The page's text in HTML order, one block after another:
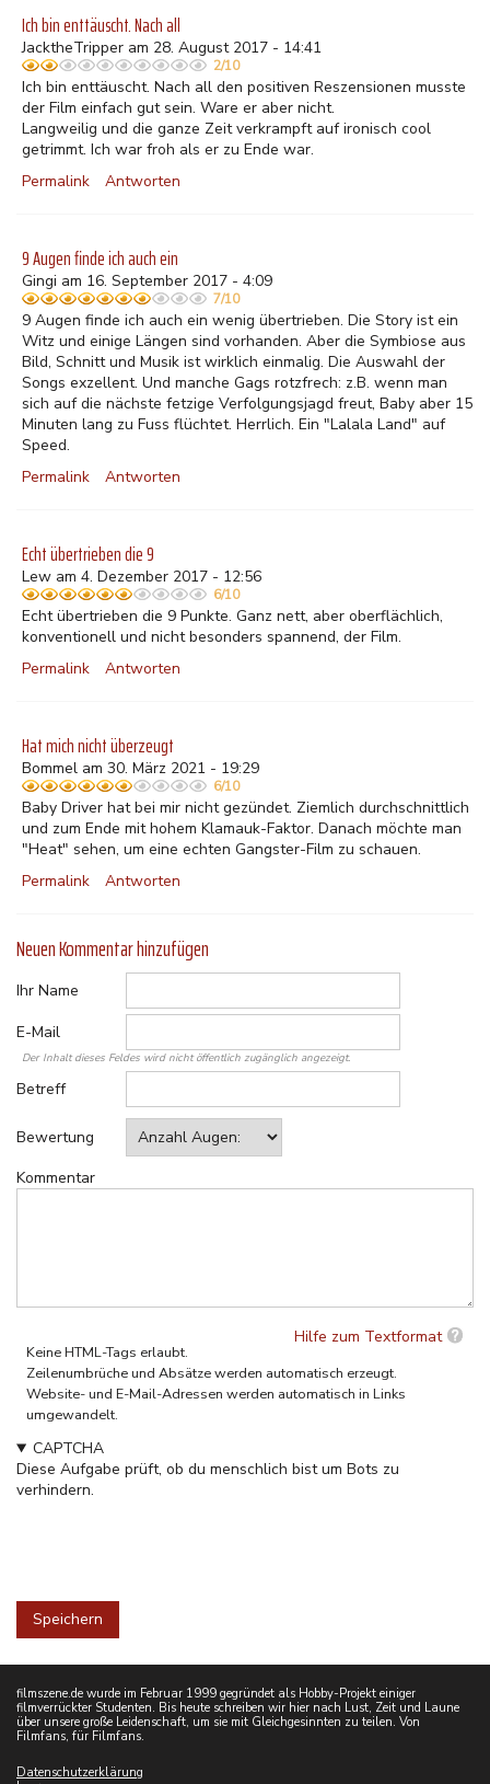
Ich bin enttäuscht. Nach all
JacktheTripper am 28. August 2017 - 14:41
2/10
Ich bin enttäuscht. Nach all den positiven Reszensionen musste
der Film einfach gut sein. Ware er aber nicht.
Langweilig und die ganze Zeit verkrampft auf ironisch cool
getrimmt. Ich war froh als er zu Ende war.
Permalink
Antworten
9 Augen finde ich auch ein
Gingi am 16. September 2017 - 4:09
7/10
9 Augen finde ich auch ein wenig übertrieben. Die Story ist ein
Witz und einige Längen sind vorhanden. Aber die Symbiose aus
Bild, Schnitt und Musik ist wirklich einmalig. Die Auswahl der
Songs exzellent. Und manche Gags rotzfrech: z.B. wenn man
sich auf die nächste fetzige Verfolgungsjagd freut, Baby aber 15
Minuten lang zu Fuss flüchtet. Herrlich. Ein "Lalala Land" auf
Speed.
Permalink
Antworten
Echt übertrieben die 9
Lew am 4. Dezember 2017 - 12:56
6/10
Echt übertrieben die 9 Punkte. Ganz nett, aber oberflächlich,
konventionell und nicht besonders spannend, der Film.
Permalink
Antworten
Hat mich nicht überzeugt
Bommel am 30. März 2021 - 19:29
6/10
Baby Driver hat bei mir nicht gezündet. Ziemlich durchschnittlich
und zum Ende mit hohem Klamauk-Faktor. Danach möchte man
"Heat" sehen, um eine echten Gangster-Film zu schauen.
Permalink
Antworten
Neuen Kommentar hinzufügen
Ihr Name
E-Mail
Der Inhalt dieses Feldes wird nicht öffentlich zugänglich angezeigt.
Betreff
Bewertung
Kommentar
Hilfe zum Textformat
Keine HTML-Tags erlaubt.
Zeilenumbrüche und Absätze werden automatisch erzeugt.
Website- und E-Mail-Adressen werden automatisch in Links
umgewandelt.
CAPTCHA
Diese Aufgabe prüft, ob du menschlich bist um Bots zu
verhindern.
filmszene.de wurde im Februar 1999 gegründet als Hobby-Projekt einiger
filmverrückter Studenten. Bis heute schreiben wir hier nach Lust, Zeit und Laune
über unsere große Leidenschaft, um sie mit Gleichgesinnten zu teilen. Von
Filmfans, für Filmfans.
Datenschutzerklärung